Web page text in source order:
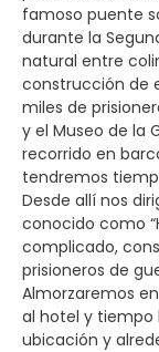
famoso puente
durante la
natural entre
construcción de
miles de
y el Museo de la
recorrido en
tendremos
Desde allí nos
conocido como
complicado,
prisioneros de
Almorzaremos
al hotel y tiempo
ubicación y